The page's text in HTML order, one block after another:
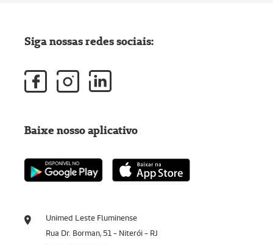
Unimed Leste Fluminense
Rua Dr. Borman, 51 - Niterói - RJ
Siga nossas redes sociais:
Baixe nosso aplicativo